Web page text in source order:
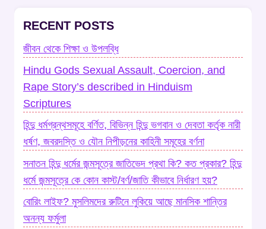
RECENT POSTS
জীবন থেকে শিক্ষা ও উপলব্ধি
Hindu Gods Sexual Assault, Coercion, and
Rape Story’s described in Hinduism
Scriptures
হিন্দু ধর্মগ্রন্থসমূহে বর্ণিত, বিভিন্ন হিন্দু ভগবান ও দেবতা কর্তৃক নারী
ধর্ষণ, জবরদস্তি ও যৌন নিপীড়নের কাহিনী সমূহের বর্ণনা
সনাতন হিন্দু ধর্মের জন্মসূত্রে জাতিভেদ প্রথা কি? কত প্রকার? হিন্দু
ধর্মে জন্মসূত্রে কে কোন কাস্ট/বর্ণ/জাতি কীভাবে নির্ধারণ হয়?
বোরিং লাইফ? মুসলিমদের রুটিনে লুকিয়ে আছে মানসিক শান্তির
অনন্য ফর্মুলা